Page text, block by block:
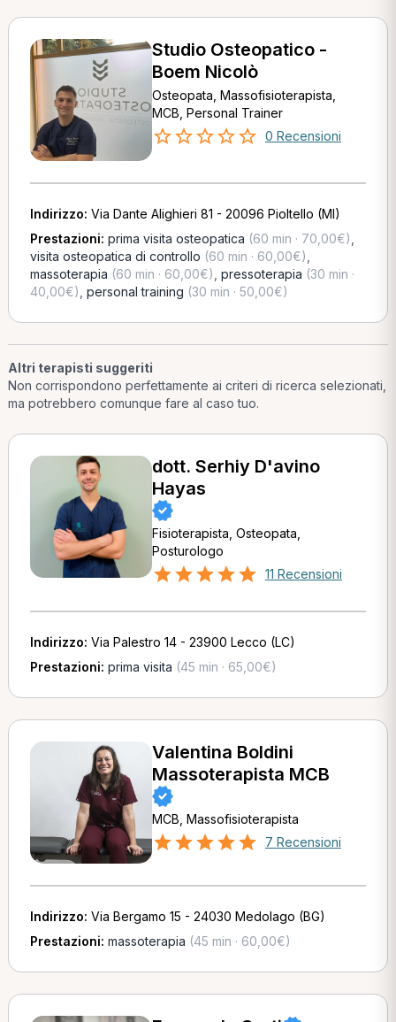
Studio Osteopatico -
Boem Nicolò
Osteopata, Massofisioterapista,
MCB, Personal Trainer
0 Recensioni
Indirizzo: Via Dante Alighieri 81 - 20096 Pioltello (MI)
Prestazioni: prima visita osteopatica (60 min · 70,00€)
visita osteopatica di controllo (60 min · 60,00€)
massoterapia (60 min · 60,00€) pressoterapia (30 min ·
40,00€) personal training (30 min · 50,00€)
Altri terapisti suggeriti
Non corrispondono perfettamente ai criteri di ricerca selezionati,
ma potrebbero comunque fare al caso tuo.
dott. Serhiy D'avino
Hayas
Fisioterapista, Osteopata,
Posturologo
11 Recensioni
Indirizzo: Via Palestro 14 - 23900 Lecco (LC)
Prestazioni: prima visita (45 min · 65,00€)
Valentina Boldini
Massoterapista MCB
MCB, Massofisioterapista
7 Recensioni
Indirizzo: Via Bergamo 15 - 24030 Medolago (BG)
Prestazioni: massoterapia (45 min · 60,00€)